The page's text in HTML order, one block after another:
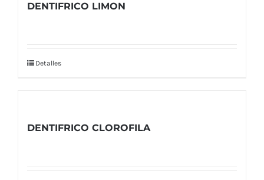
DENTIFRICO LIMON
Detalles
DENTIFRICO CLOROFILA